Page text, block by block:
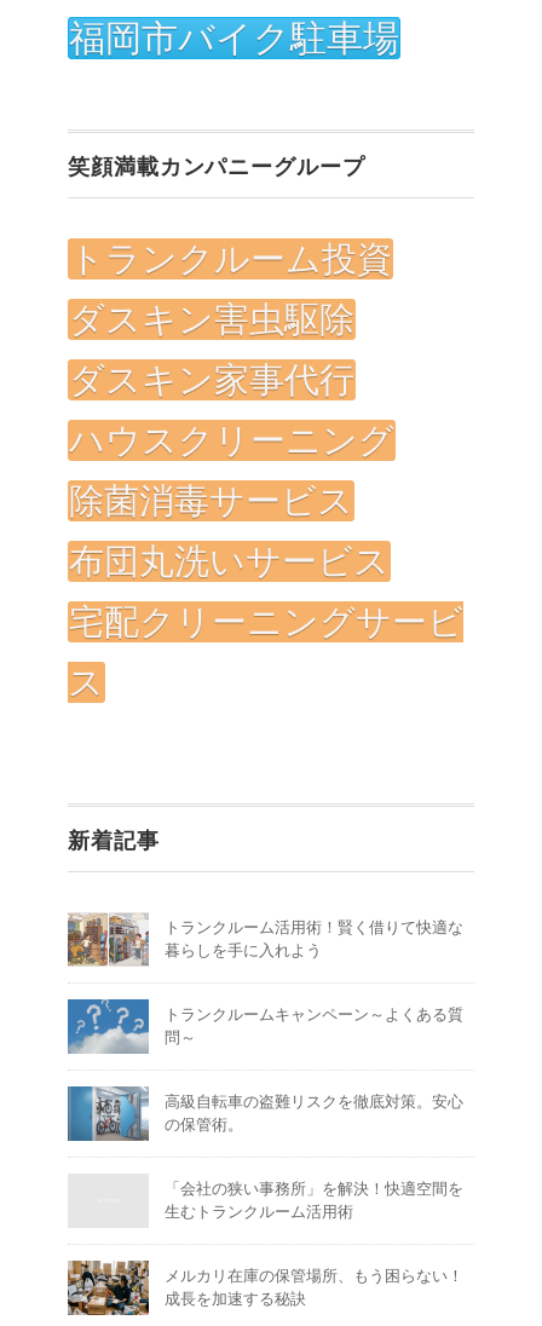
福岡市バイク駐車場
笑顔満載カンパニーグループ
トランクルーム投資
ダスキン害虫駆除
ダスキン家事代行
ハウスクリーニング
除菌消毒サービス
布団丸洗いサービス
宅配クリーニングサービ
ス
新着記事
トランクルーム活用術！賢く借りて快適な
暮らしを手に入れよう
トランクルームキャンペーン～よくある質
問～
高級自転車の盗難リスクを徹底対策。安心
の保管術。
「会社の狭い事務所」を解決！快適空間を
生むトランクルーム活用術
メルカリ在庫の保管場所、もう困らない！
成長を加速する秘訣